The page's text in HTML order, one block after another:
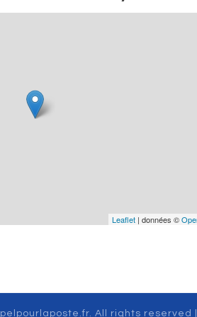
Leaflet | données ©
All rights reserved |